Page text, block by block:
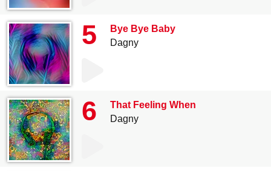
5
Bye Bye Baby
Dagny
6
That Feeling When
Dagny